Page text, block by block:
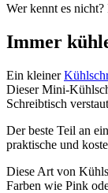
Wer kennt es
Immer
Ein kleiner
Dieser Mini-
Schreibtisch
Der beste Teil an
praktische und
Diese Art von
Farben wie Pink